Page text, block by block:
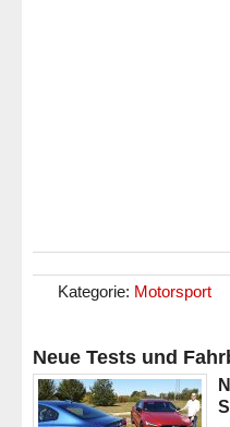
Kategorie: Motorsport
Neue Tests und